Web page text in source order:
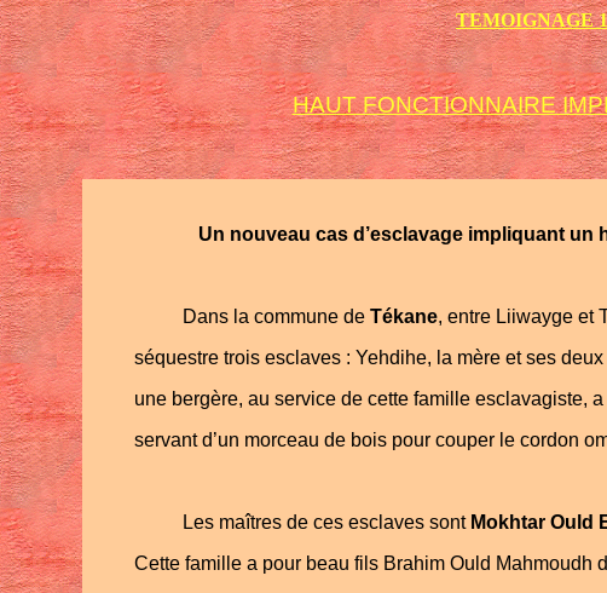
TEMOIGNAGE
HAUT FONCTIONNAIRE
Un nouveau cas d’esclavage impliquant un
Dans la commune de Tékane, entre Liiwayge et
séquestre trois esclaves : Yehdihe, la mère et ses
une bergère, au service de cette famille esclavagiste,
servant d’un morceau de bois pour couper le cordon
Les maîtres de ces esclaves sont Mokhtar Ould
Cette famille a pour beau fils Brahim Ould Mahmoudh